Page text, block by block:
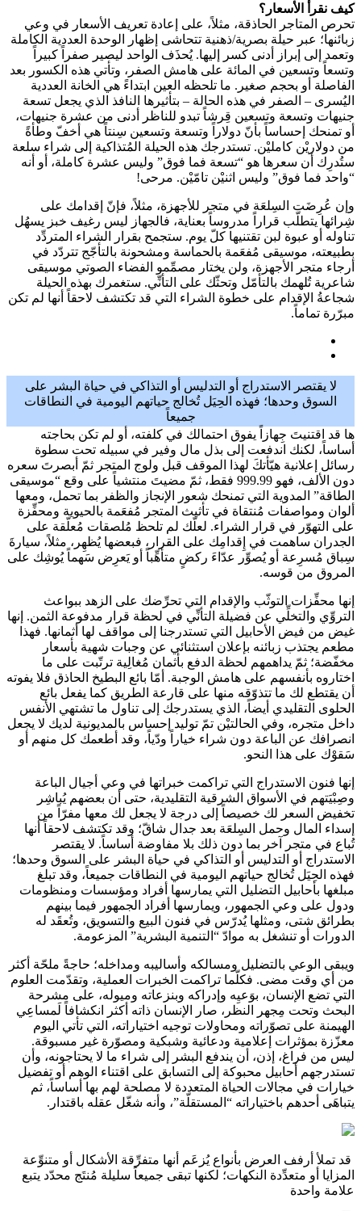
كيف نقرأ الأسعار؟
تحرص المتاجر الحاذقة، مثلاً، على إعادة تعريف الأسعار في وعي
زبائنها؛ عبر حيلة بصرية/ذهنية تتحاشى إظهار الوحدة العددية الكاملة
وتعمد إلى إبراز أدنى كسر إليها. يُحذَف الواحد ليصير صفراً كبيراً
وتسعاً وتسعين في المائة على هامش الصفر، وتأتي هذه الكسور بعد
الفاصلة أو بحجم صغير. ما تلحظه العين ابتداءً هي الخانة العددية
اليُسرى – الصفر في هذه الحالة – بتأثيرها النافذ الذي يجعل تسعة
جنيهات وتسعة وتسعين قِرشاً تبدو للناظر أدنى من عشرة جنيهات،
أو تمنحك إحساساً بأنّ دولاراً وتسعة وتسعين سِنتاً هي أخفّ وطأةً
من دولاريْن كامليْن. تستدرجك هذه الحيلة المُتذاكية إلى شراء سلعة
ستُدرِك أن سعرها هو “تسعة فما فوق” وليس عشرة كاملة، أو أنه
“واحد فما فوق” وليس اثنيْن تامّيْن. مرحى!
وإن عُرِضَت السِلعَة في متجر للأجهزة، مثلاً، فإنّ إقدامك على
شِرائها يتطلّب قراراً مدروساً بعناية، فالجهاز ليس رغيف خبز يسهُل
تناوله أو عبوة لبن تقتنيها كلّ يوم. ستجمح بقرار الشراء المتردِّد
بطبيعته، موسيقى مُفعَمة بالحماسة ومشحونة بالتأجّج تتردّد في
أرجاء متجر الأجهزة، ولن يختار مصمِّمو الفضاء الصوتي موسيقى
شاعرية تُلهمك بالتأمّل وتحثّك على التأنِّي. ستغمرك بهذه الحيلة
شجاعةُ الإقدام على خطوة الشراء التي قد تكتشف لاحقاً أنها لم تكن
مبرّرة تماماً.
لا يقتصر الاستدراج أو التدليس أو التذاكي في حياة البشر على
السوق وحدها؛ فهذه الحِيَل تُخالج حياتهم اليومية في النطاقات
جميعاً
ها قد اقتنيتَ جِهازاً يفوق احتمالك في كلفته، أو لم تكن بحاجته
أساساً، لكنك اندفعت إلى بذل مال وفير في سبيله تحت سطوة
رسائل إعلانية هيّأتكَ لهذا الموقف قبل ولوج المتجر ثمّ أبصرتَ سعره
دون الألف، فهو 999.99 فقط، ثمّ مضيتَ منتشياً على وقع “موسيقى
الطاقة” المدوية التي تمنحك شعور الإنجاز والظفر بما تحمل، ومعها
ألوان ومواصفات مُنتقاة في تأثيث المتجر مُفعَمة بالحيوية ومحفِّزة
على التهوّر في قرار الشراء. لعلّك لم تلحظ مُلصقات مُعلّقة على
الجدران ساهمت في إِقدامِك على القرار، فبعضها يُظهِر، مثلاً، سيارةَ
سِباق مُسرِعة أو يُصوِّر عدّاءَ ركضٍ متأهِّباً أو يَعرِض سَهماً يُوشِك على
المروق من قوسه.
إنها محفِّزات التوثّب والإقدام التي تحرِّضك على الزهد ببواعث
التروِّي والتخلِّي عن فضيلة التأنِّي في لحظة قرار مدفوعة الثمن. إنها
غيض من فيض الأحابيل التي تستدرجنا إلى مواقف لها أثمانها. فهذا
مطعم يجتذب زبائنه بإعلان استثنائي عن وجبات شهية بأسعار
مخفّضة؛ ثمّ يداهمهم لحظة الدفع بأثمان مُغالِية ترتّبت على ما
اختاروه بأنفسهم على هامش الوجبة. أمّا بائع البطيخ الحاذق فلا يفوته
أن يقتطع لك ما تتذوّقه منها على قارعة الطريق كما يفعل بائع
الحلوى التقليدي أيضاً، الذي يستدرجك إلى تناول ما تشتهي الأنفس
داخل متجره، وفي الحالتيْن تمّ توليد إحساس بالمديونية لديك لا يجعل
انصرافك عن الباعة دون شراء خياراً ودّياً، وقد أطعمك كل منهم أو
سَقوْك على هذا النحو.
إنها فنون الاستدراج التي تراكمت خبراتها في وعي أجيال الباعة
وصِبْيَتهم في الأسواق الشرقية التقليدية، حتى أن بعضهم يُباشِر
تخفيض السعر لك خصيصاً إلى درجة لا يجعل لك معها مفرّاً من
إسداء المال وحمل السِلعَة بعد جدال شاقّ؛ وقد تكتشف لاحقاً أنها
تُباع في متجر آخر بما دون ذلك بلا مفاوضة أساساً. لا يقتصر
الاستدراج أو التدليس أو التذاكي في حياة البشر على السوق وحدها؛
فهذه الحِيَل تُخالج حياتهم اليومية في النطاقات جميعاً، وقد تبلغ
مبلغها بأحابيل التضليل التي يمارسها أفراد ومؤسسات ومنظومات
ودول على وعي الجمهور، ويمارسها أفراد الجمهور فيما بينهم
بطرائق شتى، ومثلها يُدرّس في فنون البيع والتسويق، وتُعقَد له
الدورات أو تنشغل به موادّ “التنمية البشرية” المزعومة.
ويبقى الوعي بالتضليل ومسالكه وأساليبه ومداخله؛ حاجةً ملحّة أكثر
من أي وقت مضى. فكلّما تراكمت الخبرات العملية، وتقدّمت العلوم
التي تضع الإنسان، بوَعيِه وإدراكه وبنزعاته وميوله، على مشرحة
البحث وتحت مِجهر النظر، صار الإنسان ذاته أكثر انكشافاً لَمساعِي
الهيمنة على تصوّراته ومحاولات توجيه اختياراته، التي تأتي اليوم
معزّزة بمؤثرات إعلامية ودعائية وشبكية ومصوّرة غير مسبوقة.
ليس من فراغ، إذن، أن يندفع البشر إلى شراء ما لا يحتاجونه، وأن
تستدرجهم أحابيل محبوكة إلى التسابق على اقتناء الوهم أو تفضيل
خيارات في مجالات الحياة المتعددة لا مصلحة لهم بها أساساً، ثم
يتباهَى أحدهم باختياراته “المستقلّة”، وأنه شغّل عقله باقتدار.
قد تملأ أرفف العرض بأنواع يُزعَم أنها متفرِّقة الأشكال أو متنوِّعة
المزايا أو متعدِّدة النكهات؛ لكنها تبقى جميعاً سليلة مُنتَج محدّد يتبع
علامة واحدة